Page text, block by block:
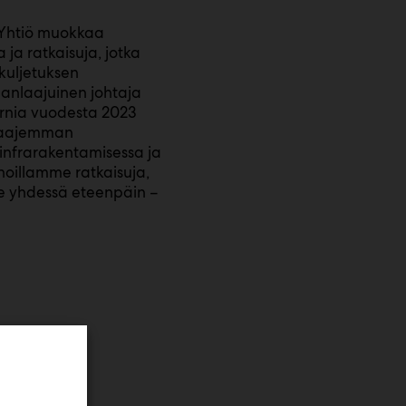
muokkaa
ja ratkaisuja, jotka
johtaja
vuodesta 2023
ja
ratkaisuja,
eteenpäin –